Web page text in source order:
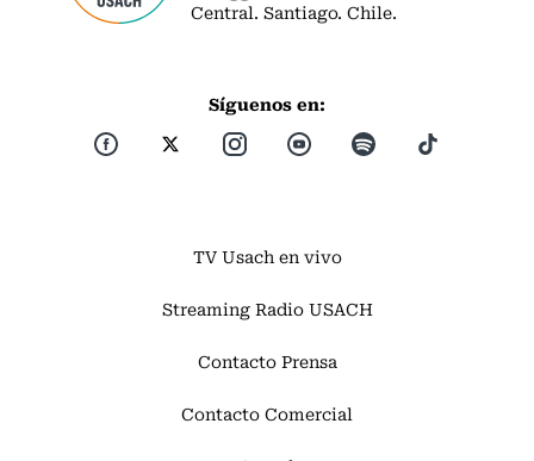
Central. Santiago. Chile.
Síguenos en:
TV Usach en vivo
Streaming Radio USACH
Contacto Prensa
Contacto Comercial